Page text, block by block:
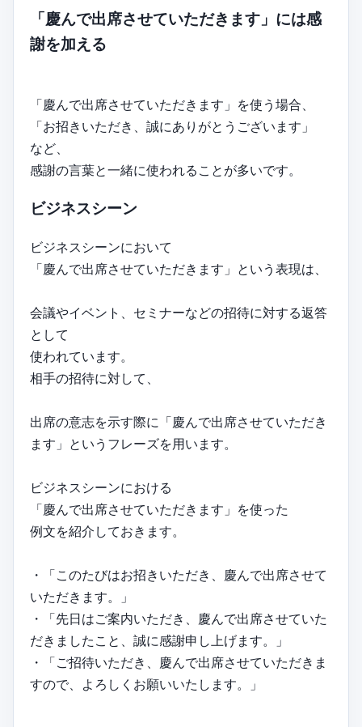
「慶んで出席させていただきます」には感
謝を加える
「慶んで出席させていただきます」を使う場合、
「お招きいただき、誠にありがとうございます」
など、
感謝の言葉と一緒に使われることが多いです。
ビジネスシーン
ビジネスシーンにおいて
「慶んで出席させていただきます」という表現は、
会議やイベント、セミナーなどの招待に対する返答
として
使われています。
相手の招待に対して、
出席の意志を示す際に「慶んで出席させていただき
ます」というフレーズを用います。
ビジネスシーンにおける
「慶んで出席させていただきます」を使った
例文を紹介しておきます。
・「このたびはお招きいただき、慶んで出席させて
いただきます。」
・「先日はご案内いただき、慶んで出席させていた
だきましたこと、誠に感謝申し上げます。」
・「ご招待いただき、慶んで出席させていただきま
すので、よろしくお願いいたします。」